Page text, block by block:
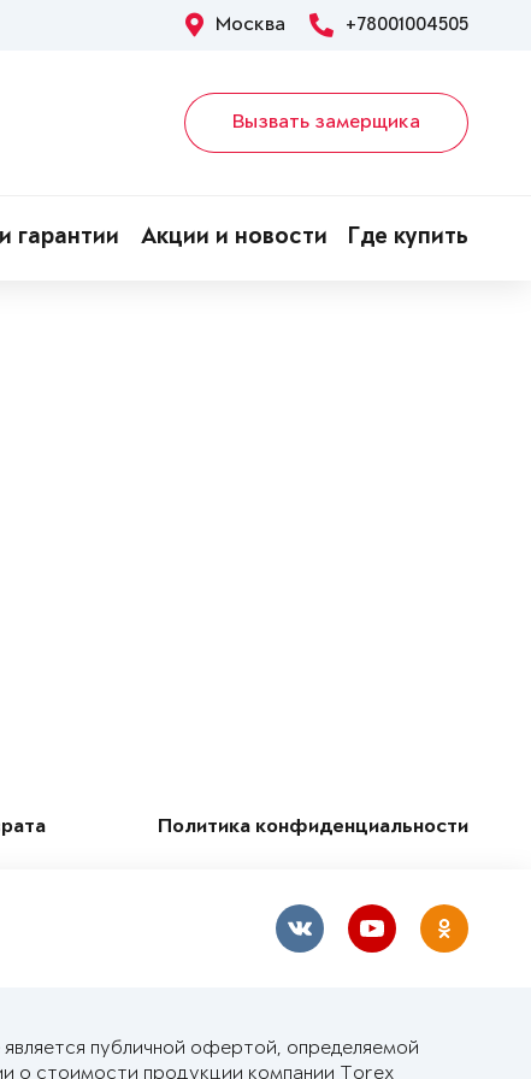
Москва +78001004505
Вызвать замерщика
гарантии Акции и новости Где купить
Политика конфиденциальности
публичной офертой, определяемой
о стоимости продукции компании Torex